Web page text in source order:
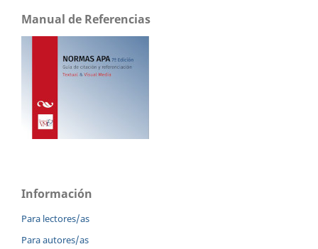
Manual de Referencias
Información
Para lectores/as
Para autores/as